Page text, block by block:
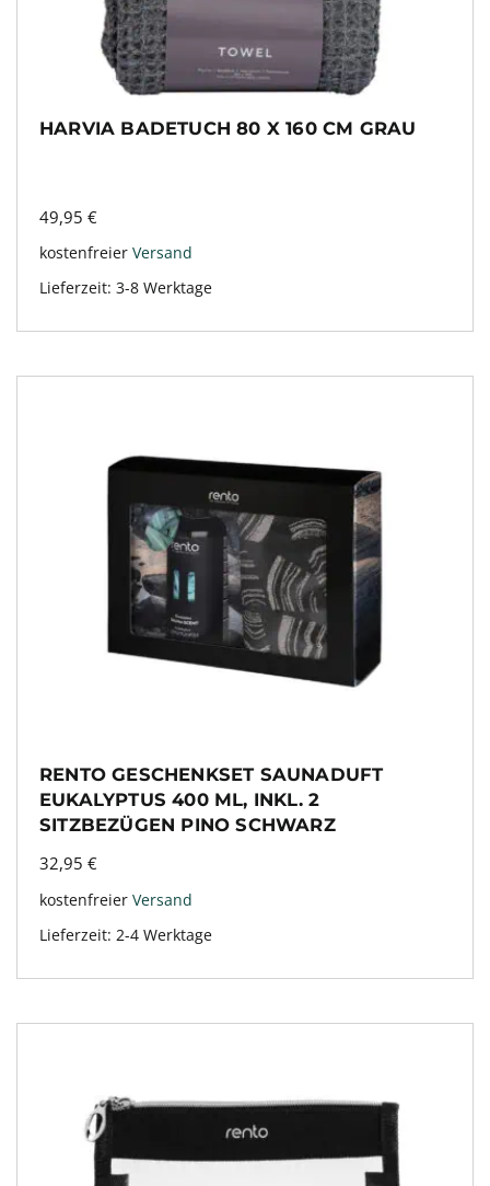
HARVIA BADETUCH 80 X 160 CM GRAU
49,95 €
kostenfreier Versand
Lieferzeit: 3-8 Werktage
RENTO GESCHENKSET SAUNADUFT
EUKALYPTUS 400 ML, INKL. 2
SITZBEZÜGEN PINO SCHWARZ
32,95 €
kostenfreier Versand
Lieferzeit: 2-4 Werktage